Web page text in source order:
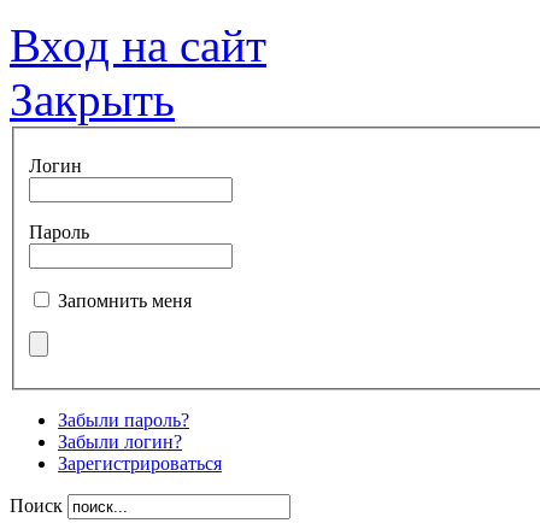
Вход на сайт
Закрыть
Логин
Пароль
Запомнить меня
Забыли пароль?
Забыли логин?
Зарегистрироваться
Поиск